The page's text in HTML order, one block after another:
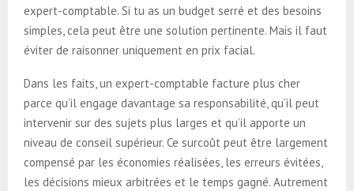
expert-comptable. Si tu as un budget serré et des besoins
simples, cela peut être une solution pertinente. Mais il faut
éviter de raisonner uniquement en prix facial.
Dans les faits, un expert-comptable facture plus cher
parce qu’il engage davantage sa responsabilité, qu’il peut
intervenir sur des sujets plus larges et qu’il apporte un
niveau de conseil supérieur. Ce surcoût peut être largement
compensé par les économies réalisées, les erreurs évitées,
les décisions mieux arbitrées et le temps gagné. Autrement